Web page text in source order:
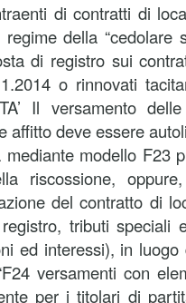
di contratti di
della “cedolare
di registro sui
o rinnovati
Il versamento
affitto deve essere
modello F23
riscossione,
del contratto di
tributi speciali
ed interessi), in
versamenti con
per i titolari di